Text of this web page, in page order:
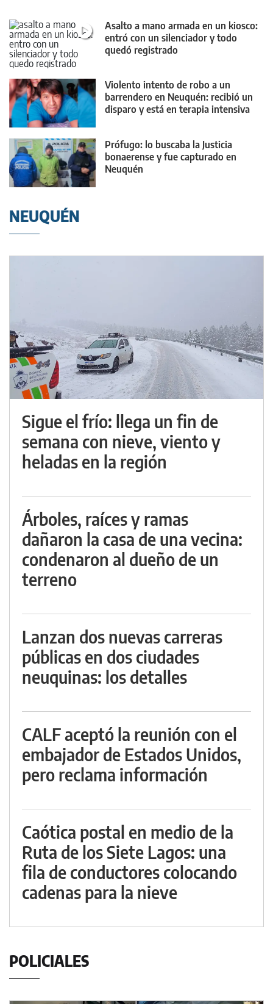
Asalto a mano armada en un kiosco:
entró con un silenciador y todo
quedó registrado
Violento intento de robo a un
barrendero en Neuquén: recibió un
disparo y está en terapia intensiva
Prófugo: lo buscaba la Justicia
bonaerense y fue capturado en
Neuquén
NEUQUÉN
Sigue el frío: llega un fin de
semana con nieve, viento y
heladas en la región
Árboles, raíces y ramas
dañaron la casa de una vecina:
condenaron al dueño de un
terreno
Lanzan dos nuevas carreras
públicas en dos ciudades
neuquinas: los detalles
CALF aceptó la reunión con el
embajador de Estados Unidos,
pero reclama información
Caótica postal en medio de la
Ruta de los Siete Lagos: una
fila de conductores colocando
cadenas para la nieve
POLICIALES